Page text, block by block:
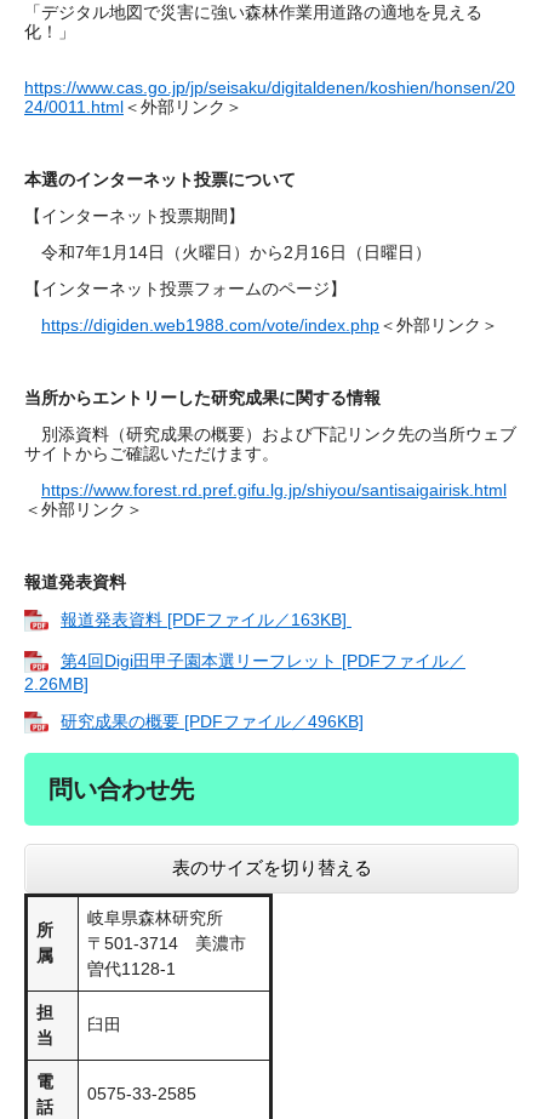
「デジタル地図で災害に強い森林作業用道路の適地を見える
化！」
https://www.cas.go.jp/jp/seisaku/digitaldenen/koshien/honsen/20
24/0011.html＜外部リンク＞
本選のインターネット投票について
【インターネット投票期間】
令和7年1月14日（火曜日）から2月16日（日曜日）
【インターネット投票フォームのページ】
https://digiden.web1988.com/vote/index.php＜外部リンク＞
当所からエントリーした研究成果に関する情報
別添資料（研究成果の概要）および下記リンク先の当所ウェブ
サイトからご確認いただけます。
https://www.forest.rd.pref.gifu.lg.jp/shiyou/santisaigairisk.html
＜外部リンク＞
報道発表資料
報道発表資料 [PDFファイル／163KB]
第4回Digi田甲子園本選リーフレット [PDFファイル／
2.26MB]
研究成果の概要 [PDFファイル／496KB]
問い合わせ先
表のサイズを切り替える
所
属
岐阜県森林研究所
〒501-3714 美濃市
曽代1128-1
担
当
臼田
電
話
0575-33-2585